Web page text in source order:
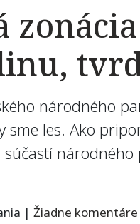
národného
les. Ako
národného
| Žiadne komentáre